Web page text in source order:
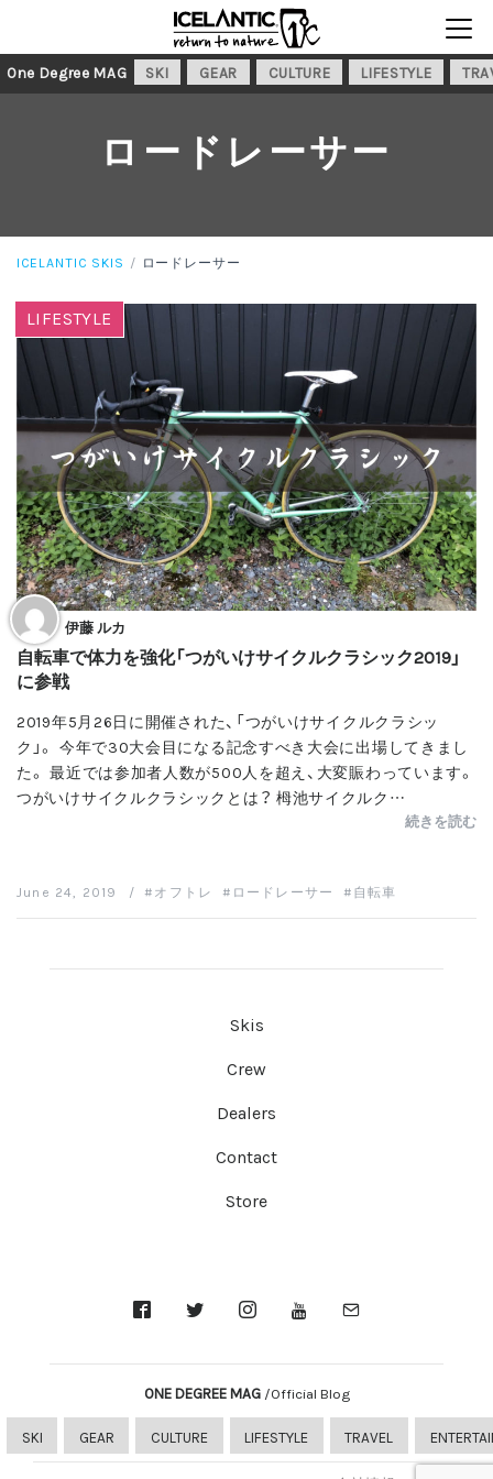
One Degree MAG SKI GEAR CULTURE LIFESTYLE
ICELANTIC SKIS ロードレーサー
ロードレーサー
伊藤 ルカ
自転車で体力を強化「つがいけサイクルクラシック2019」
に参戦
LIFESTYLE
2019年5月26日に開催された、「つがいけサイクルクラシッ
ク」。 今年で30大会目になる記念すべき大会に出場してきまし
た。 最近では参加者人数が500人を超え、大変賑わっています。
つがいけサイクルクラシックとは？ 栂池サイクルク…
続きを読む
June 24, 2019 / オフトレ ロードレーサー 自転車
Skis
Crew
Dealers
Contact
Store
ONE DEGREE MAG /Official Blog
SKI GEAR CULTURE LIFESTYLE TRAVEL